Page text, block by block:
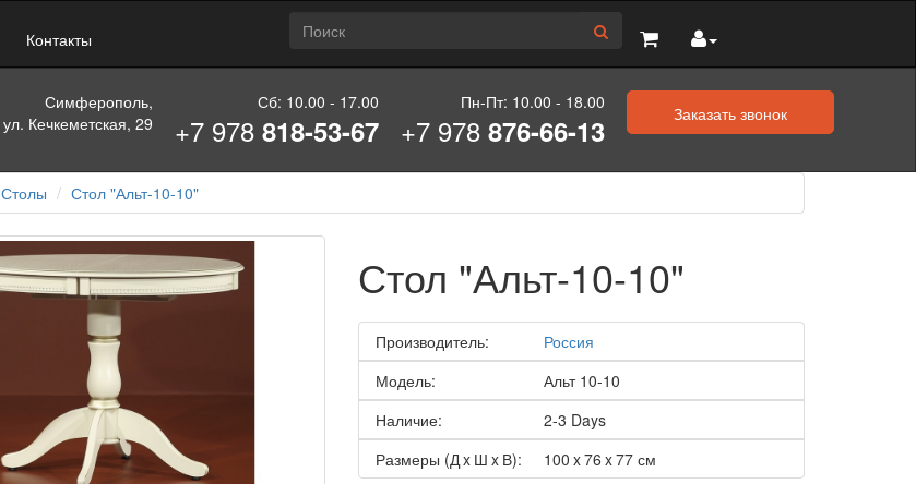
Контакты
Симферополь,
ул. Кечкеметская, 29
Сб: 10.00 - 17.00
+7 978818-53-67
Пн-Пт: 10.00 - 18.00
+7 978876-66-13 Заказать звонок
Столы Стол "Альт-10-10"
Стол "Альт-10-10"
Производитель:
Россия
Модель:
Альт 10-10
Наличие:
2-3 Days
Размеры (Д x Ш x В):
100 x 76 x 77 см